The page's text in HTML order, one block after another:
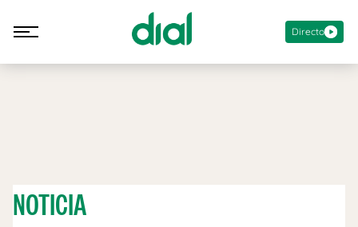
Directo
NOTICIA